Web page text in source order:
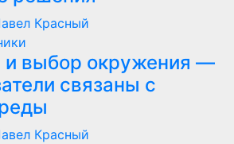
Красный
и выбор окружения —
связаны с
Красный